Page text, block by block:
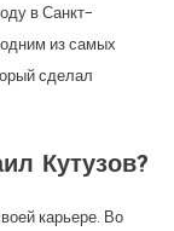
в Санкт-
одним из самых
сделал
Кутузов?
карьере. Во